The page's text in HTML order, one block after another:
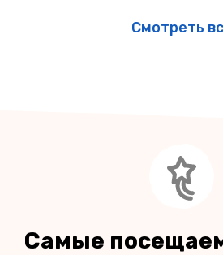
Смотреть
Самые